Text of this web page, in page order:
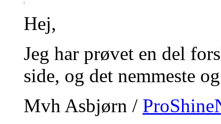
Hej,
Jeg har prøvet en del
side, og det nemmeste
Mvh Asbjørn /